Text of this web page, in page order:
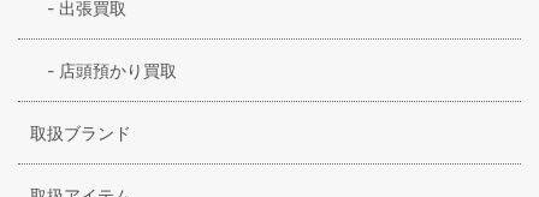
- 出張買取
- 店頭預かり買取
取扱ブランド